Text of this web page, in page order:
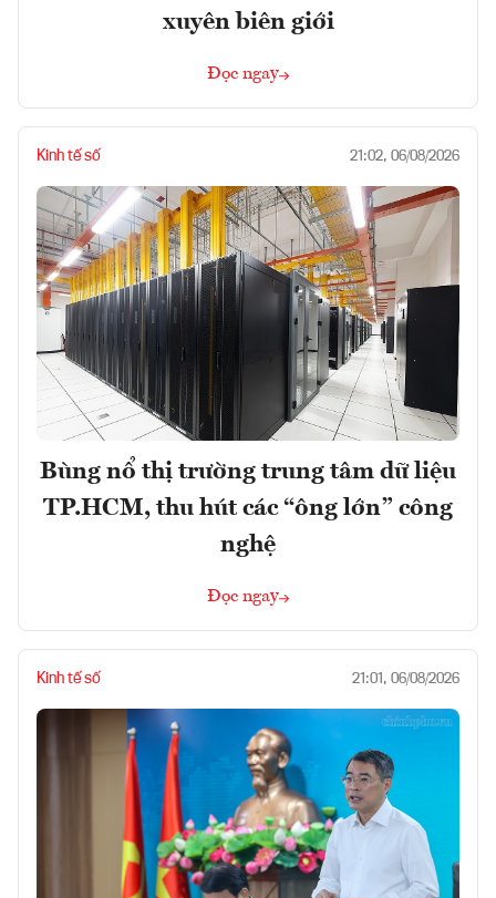
xuyên biên giới
Đọc ngay
Kinh tế số 21:02, 06/08/2026
Bùng nổ thị trường trung tâm dữ liệu
TP.HCM, thu hút các “ông lớn” công
nghệ
Đọc ngay
Kinh tế số 21:01, 06/08/2026